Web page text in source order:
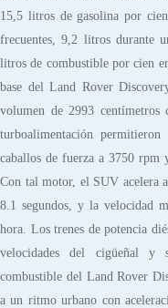
15,5 litros de gasolina por
frecuentes, 9,2 litros durante
litros de combustible por cien
base del Land Rover
volumen de 2993
turboalimentación
caballos de fuerza a 3750
Con tal motor, el SUV acelera
8.1 segundos, y la velocidad
hora. Los trenes de potencia
velocidades del cigüeñal y
combustible del Land Rover
a un ritmo urbano con